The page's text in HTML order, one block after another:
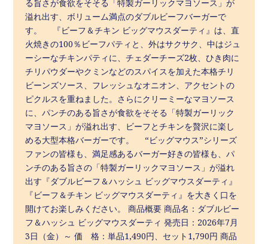
る旨さが食欲をそそる「特製ガーリックマヨソース」が
溢れ出す、ボリューム満点のダブルビーフバーガーで
す。 『ビーフ＆チキン ビッグマウスダーティ』は、直
火焼きの100％ビーフパティと、外はサクサク、中はジュ
ーシーなチキンパティに、チェダーチーズ2枚、ひき肉に
チリパウダーやクミンなどのスパイスを加えた本格チリ
ビーンズソース、フレッシュなオニオン、アクセントの
ピクルスを重ねました。さらにクリーミーなマヨソース
に、パンチのある旨さが食欲をそそる「特製ガーリック
マヨソース」が溢れ出す、ビーフとチキンを贅沢に楽し
める大型本格バーガーです。 “ビッグマウス”シリーズ
ファンの皆様も、満足感あるバーガー好きの皆様も、パ
ンチのある旨さの「特製ガーリックマヨソース」が溢れ
出す『ダブルビーフ＆ハッシュ ビッグマウスダーティ』
『ビーフ＆チキン ビッグマウスダーティ』を大きく口を
開けてお楽しみください。 商品概要 商品名：ダブルビー
フ＆ハッシュ ビッグマウスダーティ 発売日：2026年7月
3日（金）～ 価 格：単品1,490円、セット1,790円 商品